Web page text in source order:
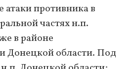
противника в
частях н.п.
в районе
Донецкой области. Под